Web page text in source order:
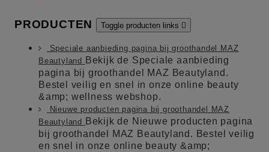
PRODUCTEN Toggle producten links 
Speciale aanbieding pagina bij groothandel MAZ
Beautyland
Bekijk de Speciale aanbieding
pagina bij groothandel MAZ Beautyland.
Bestel veilig en snel in onze online beauty
&amp; wellness webshop.
Nieuwe producten pagina bij groothandel MAZ
Beautyland
Bekijk de Nieuwe producten pagina
bij groothandel MAZ Beautyland. Bestel veilig
en snel in onze online beauty &amp;